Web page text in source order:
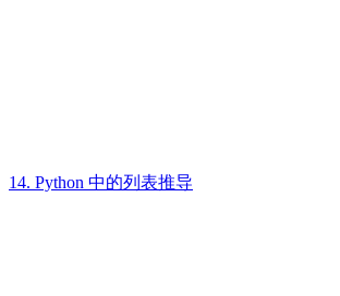
14. Python 中的列表推导